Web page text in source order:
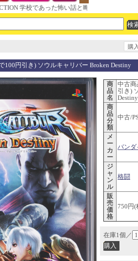
校であった怖い話と晦󠄀つきこもり ルート
購
100円引き) ソウルキャリバー Broken Destiny
商
品
名
中古商
引き)
Destiny
商
品
分
類
中古/
メ
ー
カ
ー
バンダ
ジ
ャ
ン
ル
格闘
販
売
価
格
750円(
在庫1個／